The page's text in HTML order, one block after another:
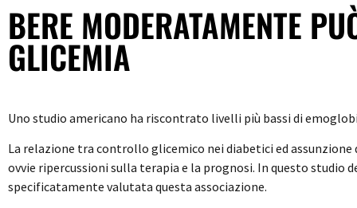
BERE MODERATAMENTE
GLICEMIA
Uno studio americano ha riscontrato livelli più bassi di
La relazione tra controllo glicemico nei diabetici ed
ovvie ripercussioni sulla terapia e la prognosi. In questo studio
specificatamente valutata questa associazione.